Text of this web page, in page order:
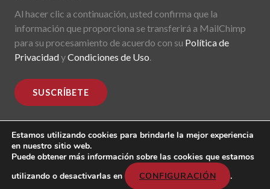
Al hacer clic a continuación, usted confirma que la
información que proporciona se transferirá a MailChimp
para su procesamiento de acuerdo con su Política de
PrivacidadyCondiciones de Uso.
MoDe(s). Modernidade(s) Descentralizada(s). 2015-2017.
All rights reserved
Estamos utilizando cookies para brindarle la mejor experiencia
en nuestro sitio web.
Puede obtener más información sobre las cookies que estamos
utilizando o desactivarlas en
CONFIGURACIÓN .